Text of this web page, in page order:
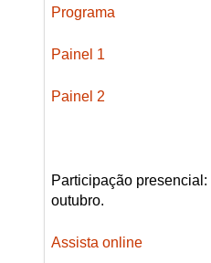
Programa
Painel 1
Painel 2
Participação presencial:
outubro.
Assista online